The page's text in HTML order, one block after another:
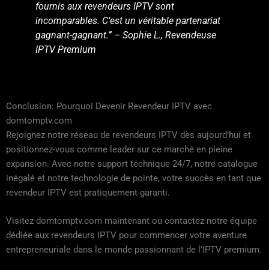
fournis aux revendeurs IPTV sont
incomparables. C’est un véritable partenariat
gagnant-gagnant.” – Sophie L., Revendeuse
IPTV Premium
Conclusion: Pourquoi Devenir Revendeur IPTV avec
domtomptv.com
Rejoignez notre réseau de revendeurs IPTV dès aujourd’hui et
positionnez-vous comme leader sur ce marché en pleine
expansion. Avec notre support technique 24/7, notre catalogue
inégalé et notre technologie de pointe, votre succès en tant que
revendeur IPTV est pratiquement garanti.
Visitez domtomptv.com maintenant ou contactez notre équipe
dédiée aux revendeurs IPTV pour commencer votre aventure
entrepreneuriale dans le monde passionnant de l’IPTV premium.